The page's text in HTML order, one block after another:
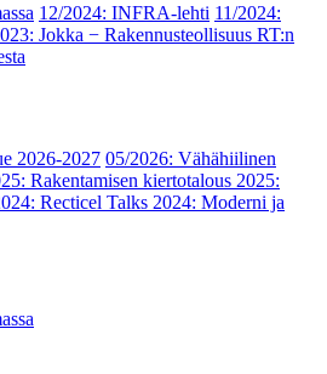
12/2024: INFRA-lehti 11/2024:
Jokka − Rakennusteollisuus RT:n
2026-2027 05/2026: Vähähiilinen
Rakentamisen kiertotalous 2025:
Recticel Talks 2024: Moderni ja